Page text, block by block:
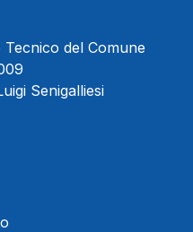
del Comune
Senigalliesi